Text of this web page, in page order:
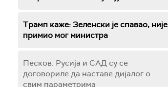
Трамп каже: Зеленски је спавао, није
примио мог министра
Песков: Русија и САД су се
договориле да наставе дијалог о
свим параметрима